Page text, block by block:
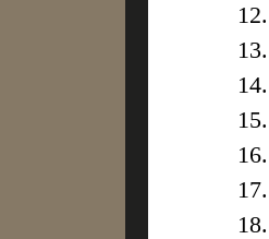
12.
13.
14.
15.
16.
17.
18.